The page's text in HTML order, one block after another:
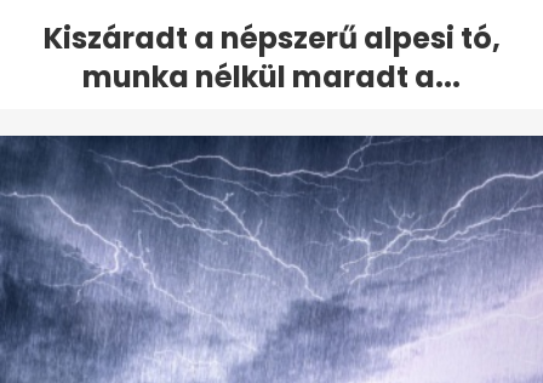
Kiszáradt a népszerű alpesi tó,
munka nélkül maradt a...